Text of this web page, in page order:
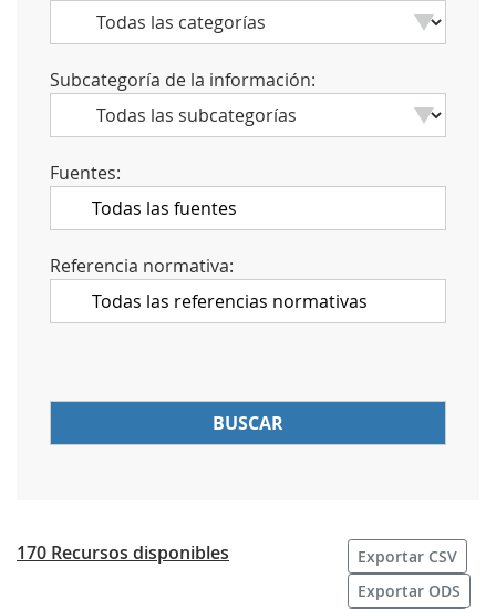
Subcategoría de la información:
Fuentes:
Referencia normativa:
170 Recursos disponibles
Exportar CSV
Exportar ODS